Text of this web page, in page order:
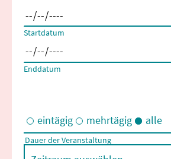
Startdatum
Enddatum
Eintägige und/oder mehrtägige
eintägig mehrtägig alle
Dauer der Veranstaltung